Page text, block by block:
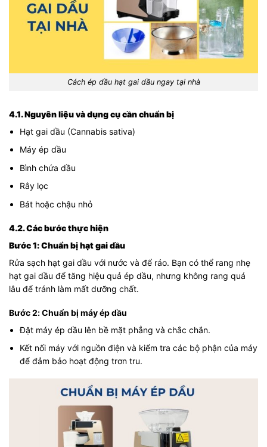
Cách ép dầu hạt gai dầu ngay tại nhà
4.1. Nguyên liệu và dụng cụ cần chuẩn bị
Hạt gai dầu (Cannabis sativa)
Máy ép dầu
Bình chứa dầu
Rây lọc
Bát hoặc chậu nhỏ
4.2. Các bước thực hiện
Bước 1: Chuẩn bị hạt gai dầu
Rửa sạch hạt gai dầu với nước và để ráo. Bạn có thể rang nhẹ
hạt gai dầu để tăng hiệu quả ép dầu, nhưng không rang quá
lâu để tránh làm mất dưỡng chất.
Bước 2: Chuẩn bị máy ép dầu
Đặt máy ép dầu lên bề mặt phẳng và chắc chắn.
Kết nối máy với nguồn điện và kiểm tra các bộ phận của máy
để đảm bảo hoạt động trơn tru.